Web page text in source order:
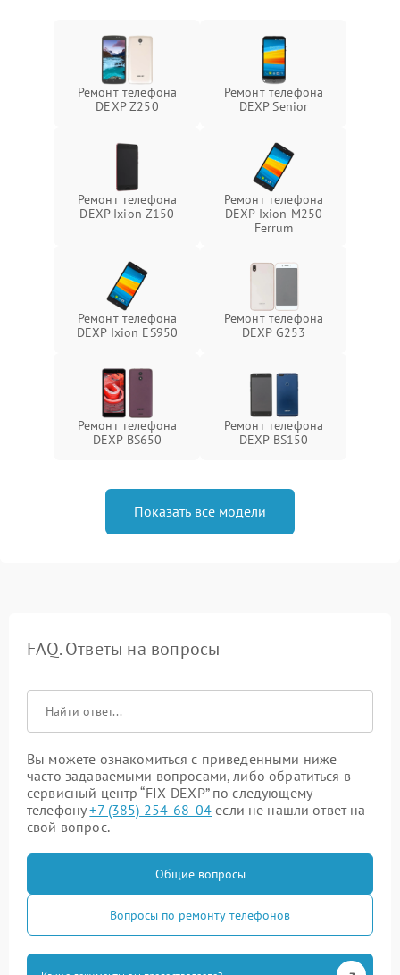
Ремонт телефона
DEXP Z250
Ремонт телефона
DEXP Senior
Ремонт телефона
DEXP Ixion Z150
Ремонт телефона
DEXP Ixion M250
Ferrum
Ремонт телефона
DEXP Ixion ES950
Ремонт телефона
DEXP G253
Ремонт телефона
DEXP BS650
Ремонт телефона
DEXP BS150
Показать все модели
FAQ. Ответы на вопросы
Вы можете ознакомиться с приведенными ниже
часто задаваемыми вопросами, либо обратиться в
сервисный центр “FIX-DEXP” по следующему
телефону+7 (385) 254-68-04 если не нашли ответ на
свой вопрос.
Общие вопросы
Вопросы по ремонту телефонов